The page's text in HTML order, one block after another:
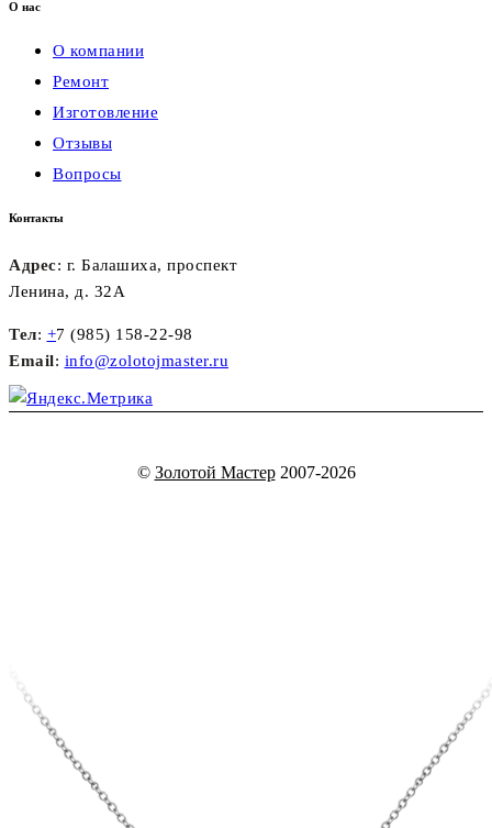
О нас
О компании
Ремонт
Изготовление
Отзывы
Вопросы
Контакты
Адрес: г. Балашиха, проспект
Ленина, д. 32А
Тел: +7 (985) 158-22-98
Email: info@zolotojmaster.ru
© Золотой Мастер2007-2026